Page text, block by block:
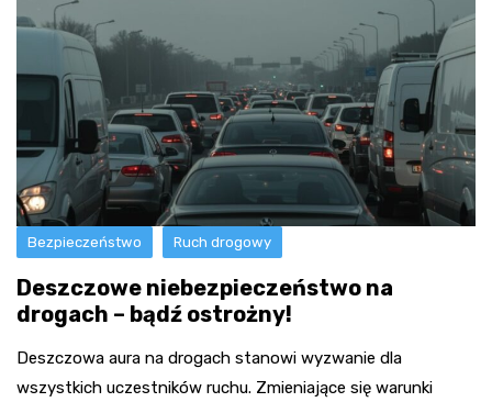
Bezpieczeństwo Ruch drogowy
Deszczowe niebezpieczeństwo na
drogach – bądź ostrożny!
Deszczowa aura na drogach stanowi wyzwanie dla
wszystkich uczestników ruchu. Zmieniające się warunki